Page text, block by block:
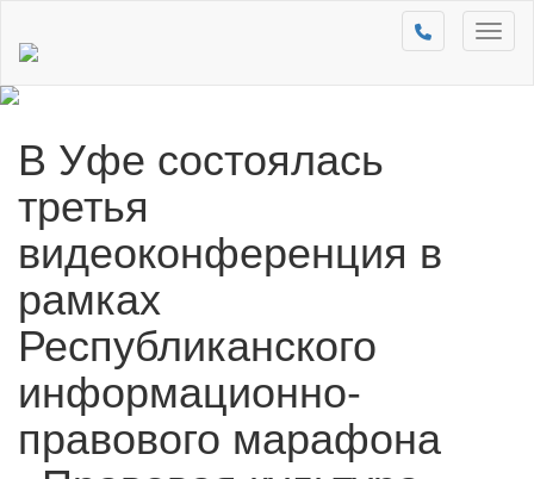
В Уфе состоялась
третья
видеоконференция в
рамках
Республиканского
информационно-
правового марафона